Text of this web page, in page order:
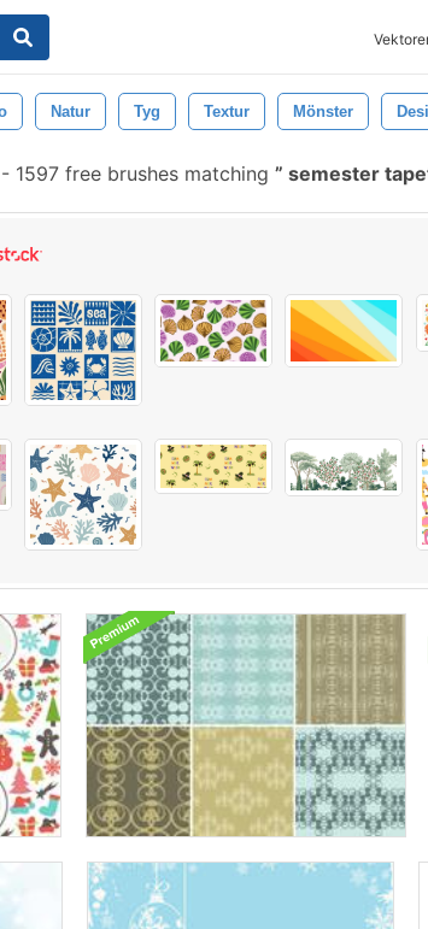
Natur Tyg Textur Mönster
- 1597 free brushes matching semester